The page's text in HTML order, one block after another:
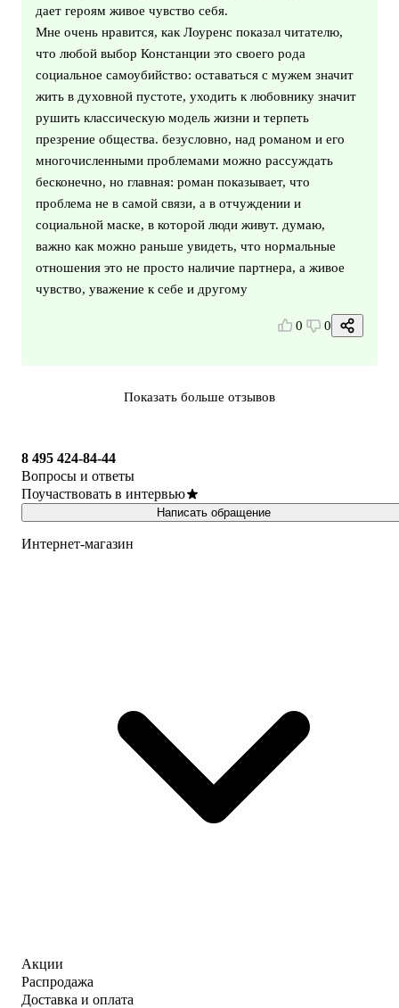
дает героям живое чувство себя.
Мне очень нравится, как Лоуренс показал читателю,
что любой выбор Констанции это своего рода
социальное самоубийство: оставаться с мужем значит
жить в духовной пустоте, уходить к любовнику значит
рушить классическую модель жизни и терпеть
презрение общества. безусловно, над романом и его
многочисленными проблемами можно рассуждать
бесконечно, но главная: роман показывает, что
проблема не в самой связи, а в отчуждении и
социальной маске, в которой люди живут. думаю,
важно как можно раньше увидеть, что нормальные
отношения это не просто наличие партнера, а живое
чувство, уважение к себе и другому
0 0
Показать больше отзывов
8 495 424-84-44
Вопросы и ответы
Поучаствовать в интервью
Написать обращение
Интернет-магазин
Акции
Распродажа
Доставка и оплата